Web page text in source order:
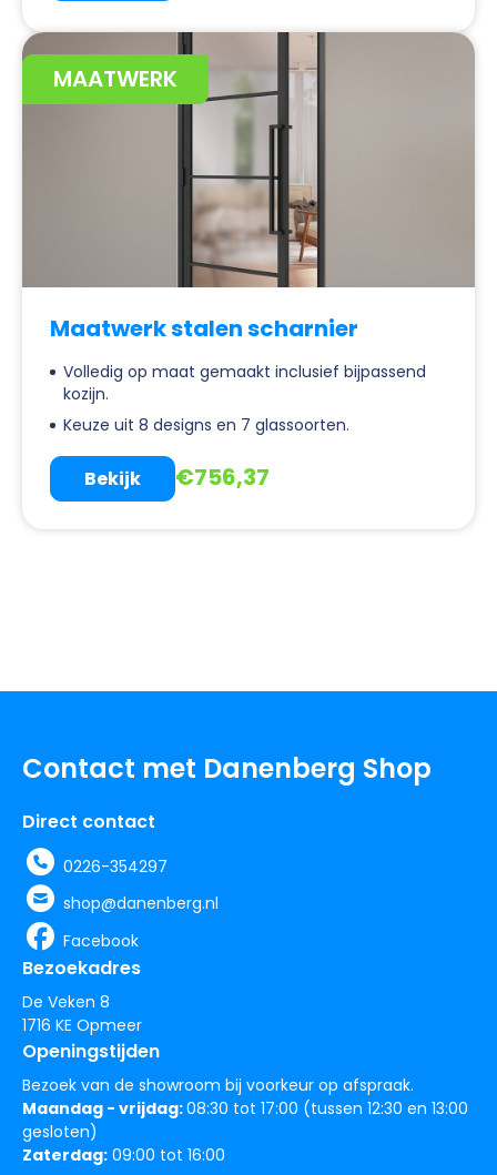
MAATWERK
Maatwerk stalen scharnier
Volledig op maat gemaakt inclusief bijpassend
kozijn.
Keuze uit 8 designs en 7 glassoorten.
€756,37
Bekijk
Contact met Danenberg Shop
Direct contact
0226-354297
shop@danenberg.nl
Facebook
Bezoekadres
De Veken 8
1716 KE Opmeer
Openingstijden
Bezoek van de showroom bij voorkeur op afspraak.
Maandag - vrijdag:08:30 tot 17:00 (tussen 12:30 en 13:00
gesloten)
Zaterdag: 09:00 tot 16:00